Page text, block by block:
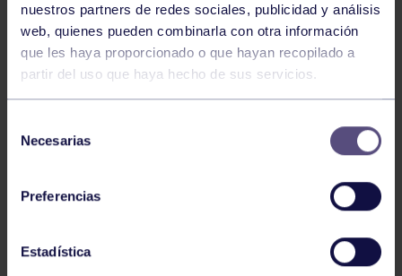
nuestros partners de redes sociales, publicidad y análisis
web, quienes pueden combinarla con otra información
que les haya proporcionado o que hayan recopilado a
partir del uso que haya hecho de sus servicios.
Necesarias
Preferencias
Estadística
Hockey 28 Jul 2026
ÓSCAR PALOMERO, RUMBO AL
MUNDIAL
Hockey